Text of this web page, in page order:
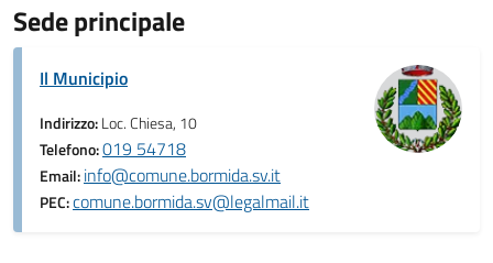
Sede principale
Il Municipio
Indirizzo:Loc. Chiesa, 10
Telefono:019 54718
Email:info@comune.bormida.sv.it
PEC:comune.bormida.sv@legalmail.it